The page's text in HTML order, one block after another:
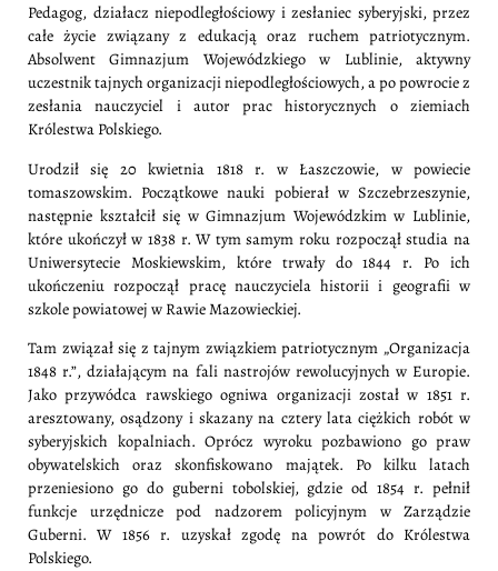
Pedagog, działacz niepodległościowy i zesłaniec syberyjski, przez
całe życie związany z edukacją oraz ruchem patriotycznym.
Absolwent Gimnazjum Wojewódzkiego w Lublinie, aktywny
uczestnik tajnych organizacji niepodległościowych, a po powrocie z
zesłania nauczyciel i autor prac historycznych o ziemiach
Królestwa Polskiego.
Urodził się 20 kwietnia 1818 r. w Łaszczowie, w powiecie
tomaszowskim. Początkowe nauki pobierał w Szczebrzeszynie,
następnie kształcił się w Gimnazjum Wojewódzkim w Lublinie,
które ukończył w 1838 r. W tym samym roku rozpoczął studia na
Uniwersytecie Moskiewskim, które trwały do 1844 r. Po ich
ukończeniu rozpoczął pracę nauczyciela historii i geografii w
szkole powiatowej w Rawie Mazowieckiej.
Tam związał się z tajnym związkiem patriotycznym „Organizacja
1848 r.”, działającym na fali nastrojów rewolucyjnych w Europie.
Jako przywódca rawskiego ogniwa organizacji został w 1851 r.
aresztowany, osądzony i skazany na cztery lata ciężkich robót w
syberyjskich kopalniach. Oprócz wyroku pozbawiono go praw
obywatelskich oraz skonfiskowano majątek. Po kilku latach
przeniesiono go do guberni tobolskiej, gdzie od 1854 r. pełnił
funkcje urzędnicze pod nadzorem policyjnym w Zarządzie
Guberni. W 1856 r. uzyskał zgodę na powrót do Królestwa
Polskiego.